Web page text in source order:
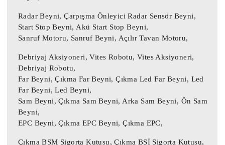
öğe.
Üründe bazı kozmetik aşınma izleri
bulunabilir ancak tamamen çalışır
durumdadır ve amaçlandığı gibi
çalışmaktadır.
Yukarıdaki tabloda yer alan parça
numarası parçanızın numarası ile aynı
olmalıdır, aksi takdirde parça düzgün
çalışmayacaktır.
Radar Beyni, Çarpışma Önleyici Radar Sensör Beyni,
Start Stop Beyni, Akü Start Stop Beyni,
Sanruf Motoru, Sanruf Beyni, Açılır Tavan Motoru,
Debriyaj Aksiyoneri, Vites Robotu, Vites Aksiyoneri,
Debriyaj Robotu,
Far Beyni, Çıkma Far Beyni, Çıkma Led Far Beyni, Led
Far Beyni, Led Beyni,
Sam Beyni, Çıkma Sam Beyni, Arka Sam Beyni, Ön Sam
Beyni,
EPC Beyni, Çıkma EPC Beyni, Çıkma EPC,
Çıkma BSM Sigorta Kutusu, Çıkma BSİ Sigorta Kutusu,